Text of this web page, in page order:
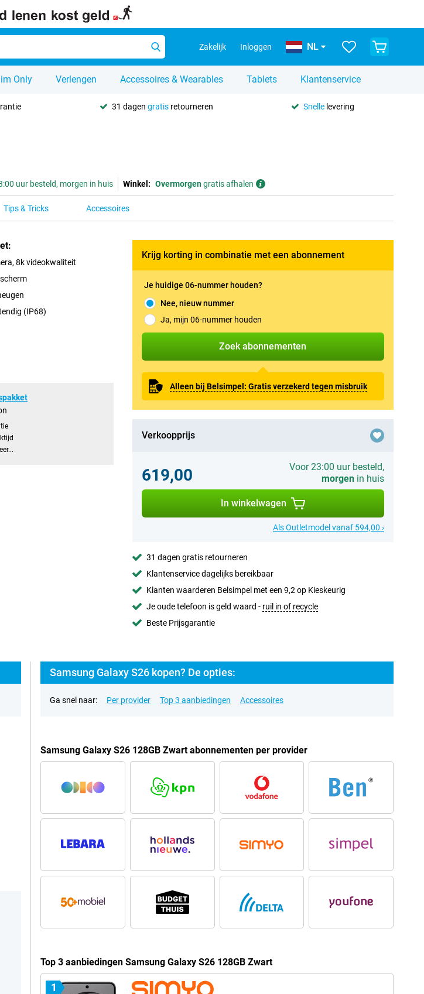
Zakelijk Inloggen NL
Only Verlengen Accessoires & Wearables Tablets Klantenservice
31 dagen gratisretourneren Snellelevering
uur besteld, morgen in huis Winkel: Overmorgengratis afhalen
Tips & Tricks Accessoires
8k videokwaliteit
(IP68)
Krijg korting in combinatie met een abonnement
Je huidige 06-nummer houden?
Nee, nieuw nummer
Ja, mijn 06-nummer houden
Zoek abonnementen
Alleen bij Belsimpel: Gratis verzekerd tegen misbruik
Verkoopprijs
619,00
Voor 23:00 uur besteld,
morgenin huis
In winkelwagen
Als Outletmodel vanaf 594,00 ›
31 dagen gratis retourneren
Klantenservice dagelijks bereikbaar
Klanten waarderen Belsimpel met een 9,2 op Kieskeurig
Je oude telefoon is geld waard - ruil in of recycle
Beste Prijsgarantie
Samsung Galaxy S26 kopen? De opties:
Ga snel naar: Per provider Top 3 aanbiedingen Accessoires
Samsung Galaxy S26 128GB Zwart abonnementen per provider
Top 3 aanbiedingen Samsung Galaxy S26 128GB Zwart
1